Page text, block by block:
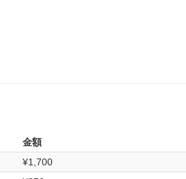
金額
¥1,700